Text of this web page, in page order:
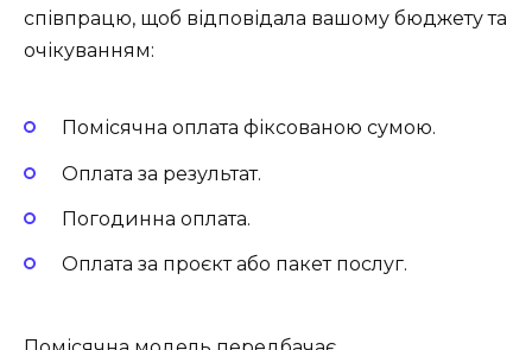
співпрацю, щоб відповідала вашому бюджету та
очікуванням:
Помісячна оплата фіксованою сумою.
Оплата за результат.
Погодинна оплата.
Оплата за проєкт або пакет послуг.